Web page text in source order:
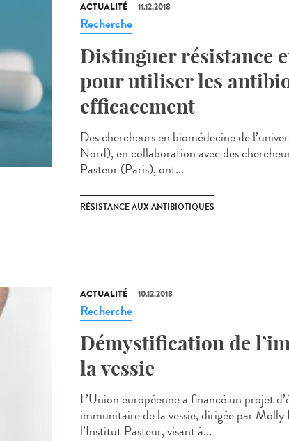
ACTUALITÉ 11.12.2018
Recherche
Distinguer résistance
pour utiliser les
efficacement
Des chercheurs en biomédecine de
Nord), en collaboration avec des
Pasteur (Paris), ont...
RÉSISTANCE AUX ANTIBIOTIQUES
ACTUALITÉ 10.12.2018
Recherche
Démystification de
la vessie
L’Union européenne a financé un projet
immunitaire de la vessie, dirigée par Molly
l’Institut Pasteur, visant à...